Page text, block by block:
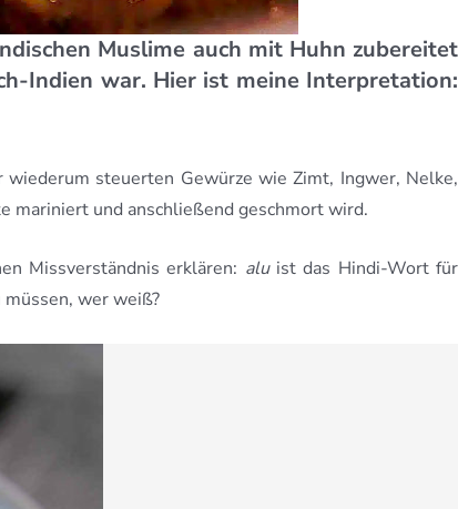
Muslime auch mit Huhn zubereitet
Indien war. Hier ist meine Interpretation:
steuerten Gewürze wie Zimt, Ingwer, Nelke,
mariniert und anschließend geschmort wird.
Missverständnis erklären: aluist das Hindi-Wort für
wer weiß?